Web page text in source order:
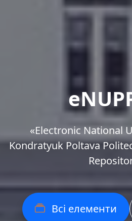
«Еlectronic National
Kondratyuk Poltava
Всі елементи